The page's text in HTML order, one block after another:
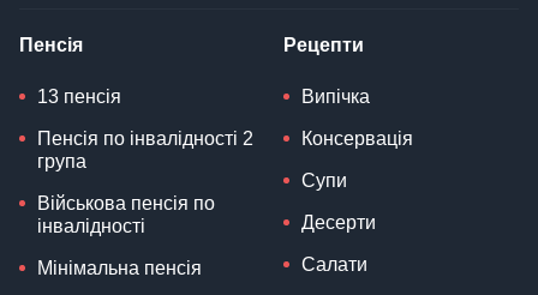
Пенсія
13 пенсія
Пенсія по інвалідності 2
група
Військова пенсія по
інвалідності
Мінімальна пенсія
Рецепти
Випічка
Консервація
Супи
Десерти
Салати